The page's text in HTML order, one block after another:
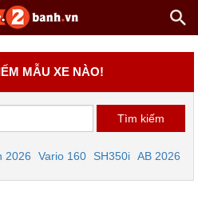
MẪU XE NÀO!
2026 Vario 160 SH350i AB 2026